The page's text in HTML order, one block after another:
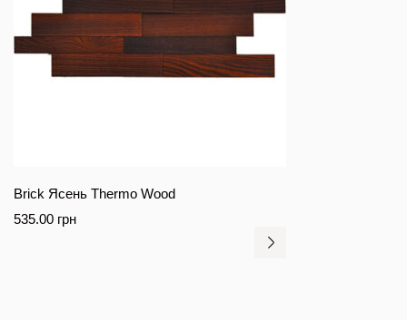
Brick Ясень Thermo Wood
535.00 грн